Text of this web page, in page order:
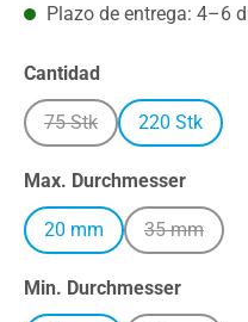
Plazo de entrega: 4–6
Seleccione
Cantidad
75 Stk(Esta opción no está
220 Stk
Seleccione
Max. Durchmesser
20 mm 35 mm
(Esta
Seleccione
Min. Durchmesser